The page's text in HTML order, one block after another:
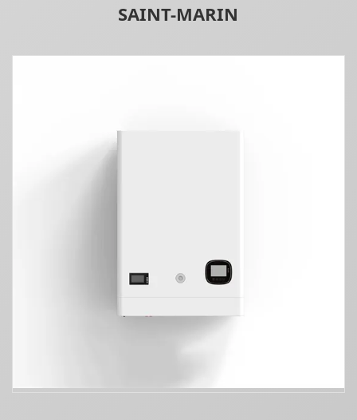
SAINT-MARIN